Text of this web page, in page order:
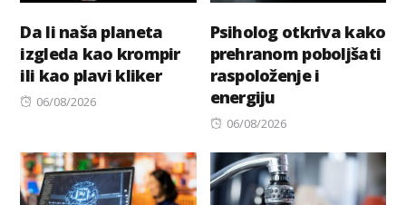
Da li naša planeta
izgleda kao krompir
ili kao plavi kliker
Posted
06/08/2026
Psiholog otkriva kako
prehranom poboljšati
raspoloženje i
energiju
Posted
06/08/2026